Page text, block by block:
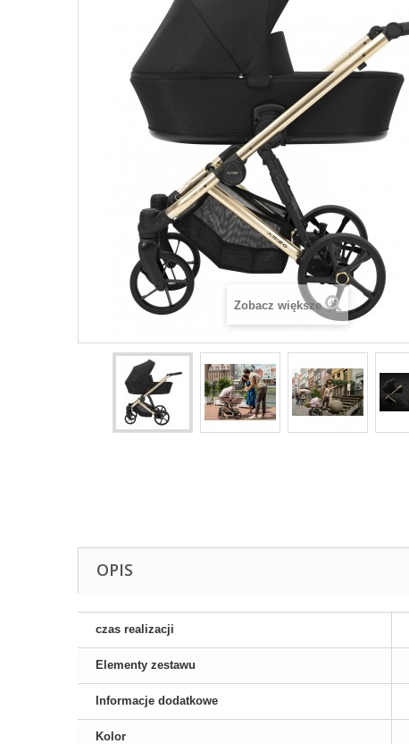
Zobacz większe
OPIS
czas realizacji
Elementy zestawu
Informacje dodatkowe
Kolor